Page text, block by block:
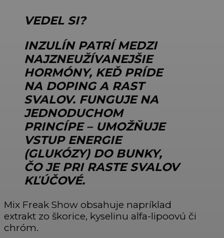
VEDEL SI?
INZULÍN PATRÍ MEDZI
NAJZNEUŽÍVANEJŠIE
HORMÓNY, KEĎ PRÍDE
NA DOPING A RAST
SVALOV. FUNGUJE NA
JEDNODUCHOM
PRINCÍPE – UMOŽŇUJE
VSTUP ENERGIE
(GLUKÓZY) DO BUNKY,
ČO JE PRI RASTE SVALOV
KĽÚČOVÉ.
Mix Freak Show obsahuje napríklad
extrakt zo škorice, kyselinu alfa-lipoovú či
chróm.